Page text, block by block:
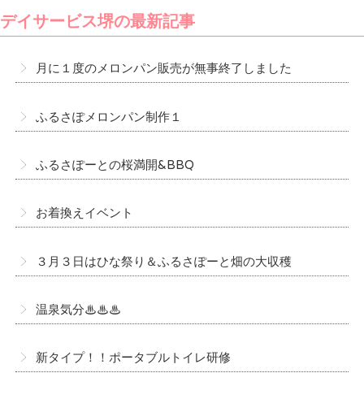
デイサービス堺の最新記事
月に１度のメロンパン販売が無事終了しました
ふるさぽメロンパン制作１
ふるさぽーとの桜満開&BBQ
お着換えイベント
３月３日はひな祭り＆ふるさぽーと畑の大収穫
温泉気分♨♨♨
新タイプ！！ポータブルトイレ研修